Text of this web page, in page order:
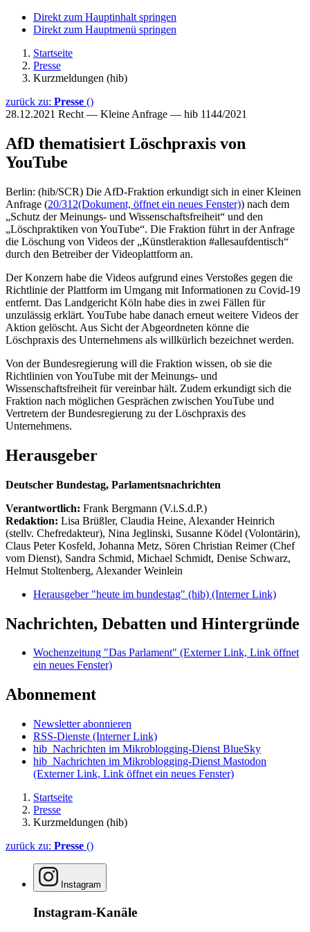
Direkt zum Hauptinhalt springen
Direkt zum Hauptmenü springen
Startseite
Presse
Kurzmeldungen (hib)
zurück zu: Presse ()
28.12.2021 Recht — Kleine Anfrage — hib 1144/2021
AfD thematisiert Löschpraxis von
YouTube
Berlin: (hib/SCR) Die AfD-Fraktion erkundigt sich in einer Kleinen
Anfrage (20/312(Dokument, öffnet ein neues Fenster)) nach dem
„Schutz der Meinungs- und Wissenschaftsfreiheit“ und den
„Löschpraktiken von YouTube“. Die Fraktion führt in der Anfrage
die Löschung von Videos der „Künstleraktion #allesaufdentisch“
durch den Betreiber der Videoplattform an.
Der Konzern habe die Videos aufgrund eines Verstoßes gegen die
Richtlinie der Plattform im Umgang mit Informationen zu Covid-19
entfernt. Das Landgericht Köln habe dies in zwei Fällen für
unzulässig erklärt. YouTube habe danach erneut weitere Videos der
Aktion gelöscht. Aus Sicht der Abgeordneten könne die
Löschpraxis des Unternehmens als willkürlich bezeichnet werden.
Von der Bundesregierung will die Fraktion wissen, ob sie die
Richtlinien von YouTube mit der Meinungs- und
Wissenschaftsfreiheit für vereinbar hält. Zudem erkundigt sich die
Fraktion nach möglichen Gesprächen zwischen YouTube und
Vertretern der Bundesregierung zu der Löschpraxis des
Unternehmens.
Herausgeber
Deutscher Bundestag, Parlamentsnachrichten
Verantwortlich: Frank Bergmann (V.i.S.d.P.)
Redaktion: Lisa Brüßler, Claudia Heine, Alexander Heinrich
(stellv. Chefredakteur), Nina Jeglinski, Susanne Ködel (Volontärin),
Claus Peter Kosfeld, Johanna Metz, Sören Christian Reimer (Chef
vom Dienst), Sandra Schmid, Michael Schmidt, Denise Schwarz,
Helmut Stoltenberg, Alexander Weinlein
Herausgeber "heute im bundestag" (hib) (Interner Link)
Nachrichten, Debatten und Hintergründe
Wochenzeitung "Das Parlament" (Externer Link, Link öffnet
ein neues Fenster)
Abonnement
Newsletter abonnieren
RSS-Dienste (Interner Link)
hib_Nachrichten im Mikroblogging-Dienst BlueSky
hib_Nachrichten im Mikroblogging-Dienst Mastodon
(Externer Link, Link öffnet ein neues Fenster)
Startseite
Presse
Kurzmeldungen (hib)
zurück zu: Presse ()
Instagram
Instagram-Kanäle